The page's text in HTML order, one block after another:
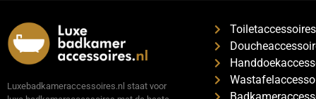
Luxebadkameraccessoires.nl staat voor
Toiletaccessoires